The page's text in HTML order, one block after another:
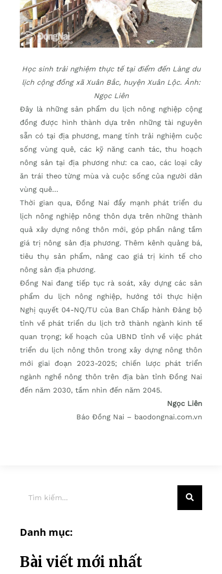
Học sinh trải nghiệm thực tế tại điểm đến Làng du
lịch cộng đồng xã Xuân Bắc, huyện Xuân Lộc. Ảnh:
Ngọc Liên
Đây là những sản phẩm du lịch nông nghiệp cộng
đồng được hình thành dựa trên những tài nguyên
sẵn có tại địa phương, mang tính trải nghiệm cuộc
sống vùng quê, các kỹ năng canh tác, thu hoạch
nông sản tại địa phương như: ca cao, các loại cây
ăn trái theo từng mùa và cuộc sống của người dân
vùng quê…
Thời gian qua, Đồng Nai đẩy mạnh phát triển du
lịch nông nghiệp nông thôn dựa trên những thành
quả xây dựng nông thôn mới, góp phần nâng tầm
giá trị nông sản địa phương. Thêm kênh quảng bá,
tiêu thụ sản phẩm, nâng cao giá trị kinh tế cho
nông sản địa phương.
Đồng Nai đang tiếp tục rà soát, xây dựng các sản
phẩm du lịch nông nghiệp, hướng tới thực hiện
Nghị quyết 04-NQ/TU của Ban Chấp hành Đảng bộ
tỉnh về phát triển du lịch trở thành ngành kinh tế
quan trọng; kế hoạch của UBND tỉnh về việc phát
triển du lịch nông thôn trong xây dựng nông thôn
mới giai đoạn 2023-2025; chiến lược phát triển
ngành nghề nông thôn trên địa bàn tỉnh Đồng Nai
đến năm 2030, tầm nhìn đến năm 2045.
Ngọc Liên
Báo Đồng Nai – baodongnai.com.vn
Danh mục:
Bài viết mới nhất